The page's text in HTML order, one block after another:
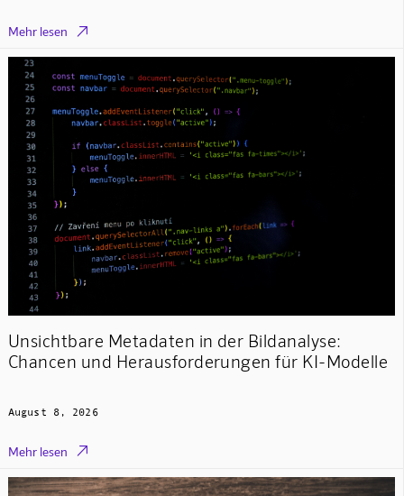
Mehr lesen 
Unsichtbare Metadaten in der Bildanalyse:
Chancen und Herausforderungen für KI-Modelle
August 8, 2026
Mehr lesen 